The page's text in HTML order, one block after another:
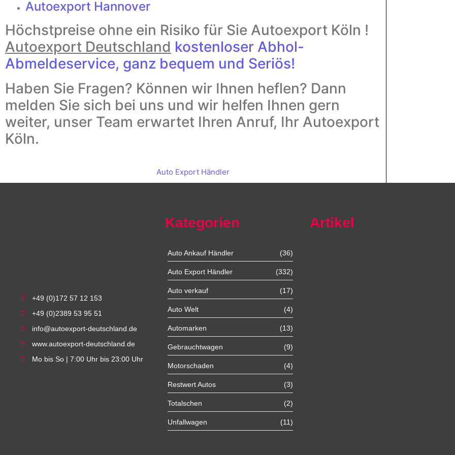
Autoexport Hannover
Höchstpreise ohne ein Risiko für Sie Autoexport Köln !
Autoexport Deutschland kostenloser Abhol-
Abmeldeservice, ganz bequem und Seriös!
Haben Sie Fragen? Können wir Ihnen heflen? Dann
melden Sie sich bei uns und wir helfen Ihnen gern
weiter, unser Team erwartet Ihren Anruf, Ihr Autoexport
Köln.
Auto Export Händler
+49 (0)172 57 12 153
+49 (0)2389 53 95 51
info@autoexport-deutschland.de
www.autoexport-deutschland.de
Mo bis So | 7:00 Uhr bis 23:00 Uhr
Kategorien
Auto Ankauf Händler (36)
Auto Export Händler (332)
Auto verkauf (17)
Auto Welt (4)
Automarken (13)
Gebrauchtwagen (9)
Motorschaden (4)
Restwert Autos (3)
Totalschen (2)
Unfallwagen (11)
Artikel